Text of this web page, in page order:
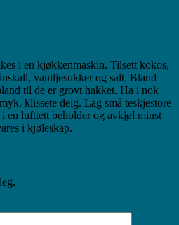
i en kjøkkenmaskin. Tilsett kokos,
vaniljesukker og salt. Bland
til de er grovt hakket. Ha i nok
klissete deig. Lag små teskjestore
en lufttett beholder og avkjøl minst
i kjøleskap.